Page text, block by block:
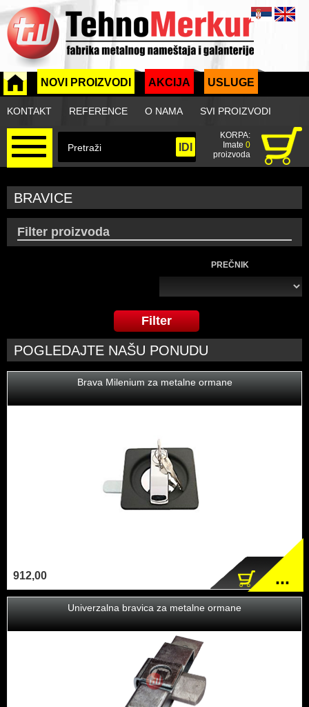
NOVI PROIZVODI AKCIJA USLUGE
KONTAKT REFERENCE O NAMA SVI PROIZVODI
KORPA:
Imate 0
proizvoda
BRAVICE
Filter proizvoda
PREČNIK
POGLEDAJTE NAŠU PONUDU
Brava Milenium za metalne ormane
912,00 ...
Univerzalna bravica za metalne ormane